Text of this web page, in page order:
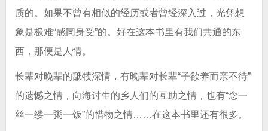
质的。如果不曾有相似的经历或者曾经深入过，光凭想
象是极难“感同身受”的。好在这本书里有我们共通的东
西，那便是人情。
长辈对晚辈的舐犊深情，有晚辈对长辈“子欲养而亲不待”
的遗憾之情，向海讨生的乡人们的互助之情，也有“念一
丝一缕一粥一饭”的惜物之情……在这本书里还有很多。